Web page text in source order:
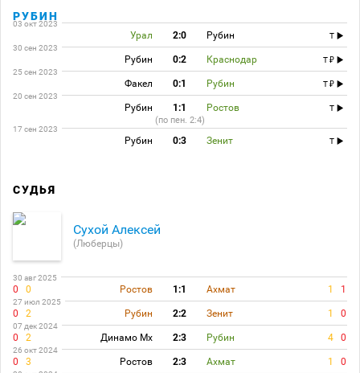
РУБИН
03 окт 2023
Урал 2:0 Рубин
T
30 сен 2023
Рубин 0:2 Краснодар
T
25 сен 2023
Факел 0:1 Рубин
T
20 сен 2023
Рубин 1:1 Ростов T
(по пен. 2:4)
17 сен 2023
Рубин 0:3 Зенит T
СУДЬЯ
Сухой Алексей
(Люберцы)
30 авг 2025
0 0 Ростов 1:1 Ахмат 1 1
27 июл 2025
0 2 Рубин 2:2 Зенит 1 0
07 дек 2024
0 2 Динамо Мх 2:3 Рубин 4 0
26 окт 2024
0 3 Ростов 2:3 Ахмат 1 0